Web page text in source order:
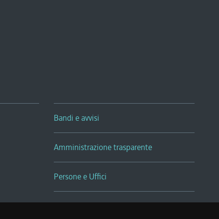
Bandi e avvisi
Amministrazione trasparente
Persone e Uffici
Sala Tiziano Tessitori